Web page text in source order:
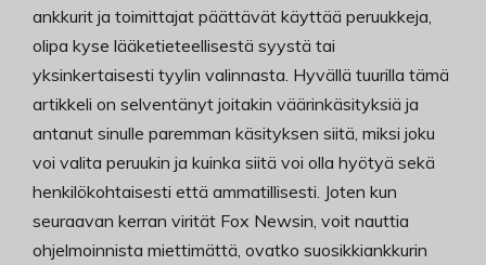
ankkurit ja toimittajat päättävät käyttää peruukkeja,
olipa kyse lääketieteellisestä syystä tai
yksinkertaisesti tyylin valinnasta. Hyvällä tuurilla tämä
artikkeli on selventänyt joitakin väärinkäsityksiä ja
antanut sinulle paremman käsityksen siitä, miksi joku
voi valita peruukin ja kuinka siitä voi olla hyötyä sekä
henkilökohtaisesti että ammatillisesti. Joten kun
seuraavan kerran virität Fox Newsin, voit nauttia
ohjelmoinnista miettimättä, ovatko suosikkiankkurin